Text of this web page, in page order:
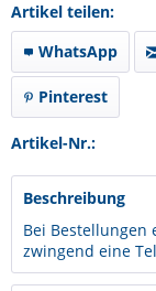
Artikel teilen:
WhatsApp
Pinterest
Artikel-Nr.:
Beschreibung
Bei Bestellungen
zwingend eine